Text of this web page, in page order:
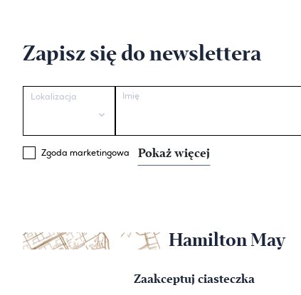
Zapisz się do newslettera
Lokalizacja Imię
Zgoda marketingowa Pokaż więcej
Hamilton May
Warszawa
Zaakceptuj ciasteczka